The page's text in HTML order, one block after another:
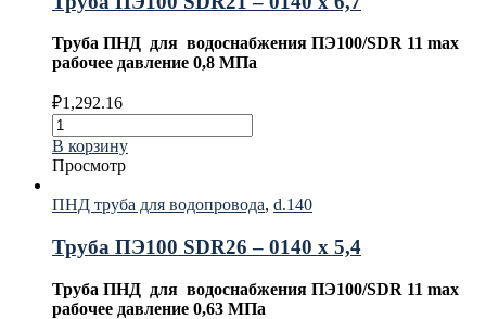
Труба ПНД для водоснабжения ПЭ100/SDR 11 max
рабочее давление 0,8 МПа
₽1,292.16
В корзину
Просмотр
ПНД труба для водопровода, d.140
Труба ПЭ100 SDR26 – 0140 х 5,4
Труба ПНД для водоснабжения ПЭ100/SDR 11 max
рабочее давление 0,63 МПа